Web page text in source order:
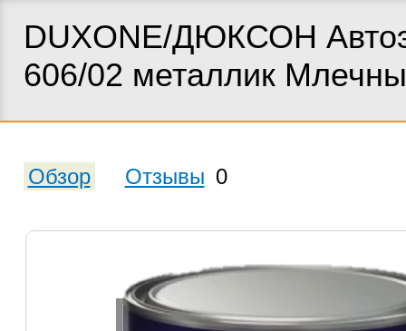
DUXONE/ДЮКСОН
606/02 металлик
Обзор Отзывы 0